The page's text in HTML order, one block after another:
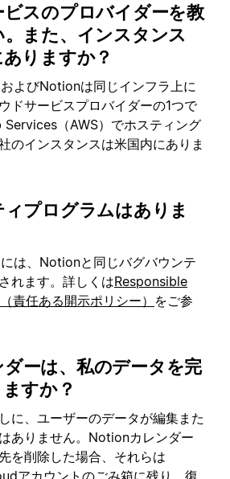
スのプロバイダーを教
また、インスタンス
りますか？
よびNotionは同じインフラ上に
ドサービスプロバイダーの1つで
（AWS）でホスティング
のインスタンスは米国内にありま
プログラムはありま
は、Notionと同じバグバウンテ
れます。詳しくはResponsible
責任ある開示ポリシー） をご参
ーは、私のデータを完
すか？
に、ユーザーのデータが編集また
ありません。Notionカレンダー
を削除した場合、それらは
アカウントのごみ箱に残り、復